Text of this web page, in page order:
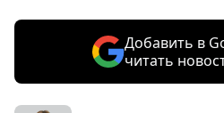
Добавить в
читать